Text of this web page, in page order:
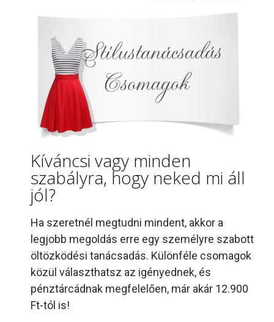
Kíváncsi vagy minden
szabályra, hogy neked mi áll
jól?
Ha szeretnél megtudni mindent, akkor a
legjobb megoldás erre egy személyre szabott
öltözködési tanácsadás. Különféle csomagok
közül választhatsz az igényednek, és
pénztárcádnak megfelelően, már akár 12.900
Ft-tól is!